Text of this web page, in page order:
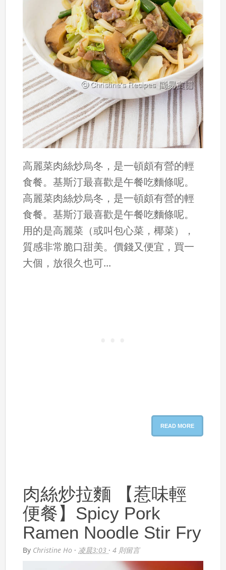
高麗菜肉絲炒烏冬，是一頓頗有營的輕
食餐。基斯汀最喜歡是午餐吃麵條呢。
高麗菜肉絲炒烏冬，是一頓頗有營的輕
食餐。基斯汀最喜歡是午餐吃麵條呢。
用的是高麗菜（或叫包心菜，椰菜），
質感非常脆口甜美。價錢又便宜，買一
大個，放很久也可...
READ MORE
肉絲炒拉麵 【惹味輕
便餐】Spicy Pork
Ramen Noodle Stir Fry
By Christine Ho · 凌晨3:03 ·4 則留言